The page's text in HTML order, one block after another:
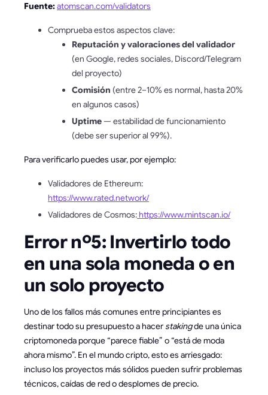
Fuente:atomscan.com/validators
Comprueba estos aspectos clave:
Reputación y valoraciones del validador
(en Google, redes sociales, Discord/Telegram
del proyecto)
Comisión (entre 2–10% es normal, hasta 20%
en algunos casos)
Uptime— estabilidad de funcionamiento
(debe ser superior al 99%).
Para verificarlo puedes usar, por ejemplo:
Validadores de Ethereum:
https://www.rated.network/
Validadores de Cosmos: https://www.mintscan.io/
Error nº5: Invertirlo todo
en una sola moneda o en
un solo proyecto
Uno de los fallos más comunes entre principiantes es
destinar todo su presupuesto a hacerstakingde una única
criptomoneda porque “parece fiable” o “está de moda
ahora mismo”. En el mundo cripto, esto es arriesgado:
incluso los proyectos más sólidos pueden sufrir problemas
técnicos, caídas de red o desplomes de precio.